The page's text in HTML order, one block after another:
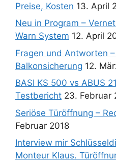
Preise, Kosten 13. April
Neu in Program –
Warn System 12. April
Fragen und Antworten –
Balkonsicherung 12.
BASI KS 500 vs ABUS
Testbericht 23. Februar
Seriöse Türöffnung –
Februar 2018
Interview mir
Monteur Klaus.